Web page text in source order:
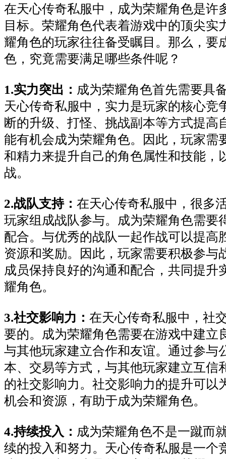
在天心传奇私服中，成为荣耀角色是许
目标。荣耀角色代表着游戏中的顶尖实
耀角色的玩家往往备受瞩目。那么，要
色，究竟需要满足哪些条件呢？
1.实力突出： 成为荣耀角色首先需要具
天心传奇私服中，实力是玩家的核心竞
断的升级、打怪、挑战副本等方式提高
能有机会成为荣耀角色。因此，玩家需
和精力来提升自己的角色属性和技能，
战。
2.战队支持： 在天心传奇私服中，很多
玩家组成战队参与。成为荣耀角色需要
配合。与优秀的战队一起作战可以提高
资源和奖励。因此，玩家需要积极参与
成员保持良好的沟通和配合，共同提升
耀角色。
3.社交影响力： 在天心传奇私服中，社
要的。成为荣耀角色需要在游戏中建立
与其他玩家建立合作和友谊。通过参与
本、交易等方式，与其他玩家建立互信
的社交影响力。社交影响力的提升可以
机会和资源，有助于成为荣耀角色。
4.持续投入： 成为荣耀角色不是一蹴而
续的投入和努力。天心传奇私服是一个